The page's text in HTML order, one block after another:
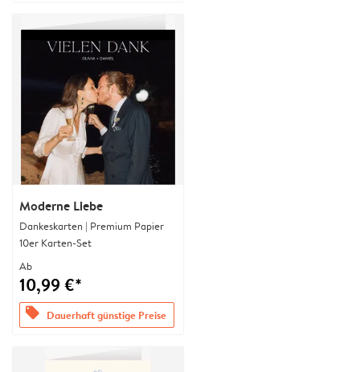
Moderne Liebe
Dankeskarten | Premium Papier
10er Karten-Set
Ab
10,99 €*
offers Dauerhaft günstige Preise